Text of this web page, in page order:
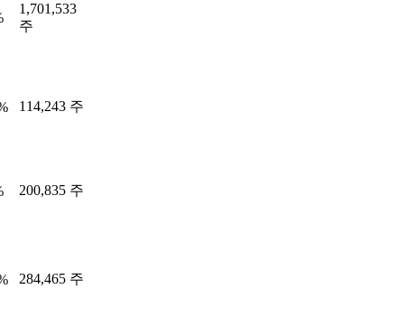
1,701,533
주
114,243 주
200,835 주
284,465 주